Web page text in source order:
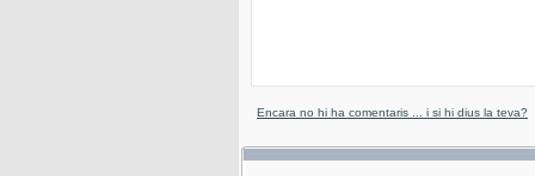
Encara no hi ha comentaris ... i si hi dius la teva?